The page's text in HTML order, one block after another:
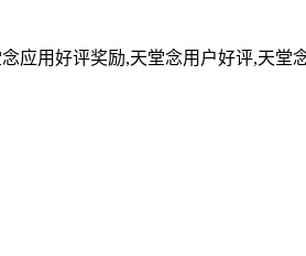
应用好评奖励,天堂念用户好评,天堂